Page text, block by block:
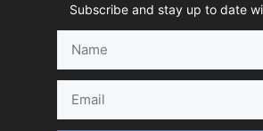
Subscribe and stay up to date